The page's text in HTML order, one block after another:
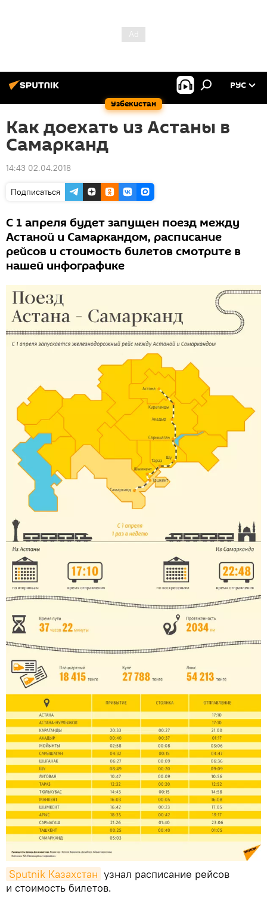
Узбекистан
РУС
Как доехать из Астаны в
Самарканд
14:43 02.04.2018
Подписаться
С 1 апреля будет запущен поезд между
Астаной и Самаркандом, расписание
рейсов и стоимость билетов смотрите в
нашей инфографике
Sputnik Казахстан узнал расписание рейсов
и стоимость билетов.